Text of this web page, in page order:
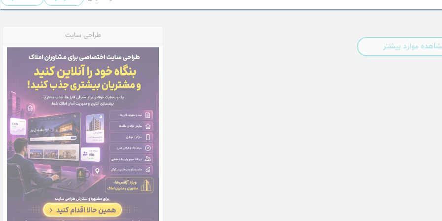
موارد بیشتر
طراحی سایت